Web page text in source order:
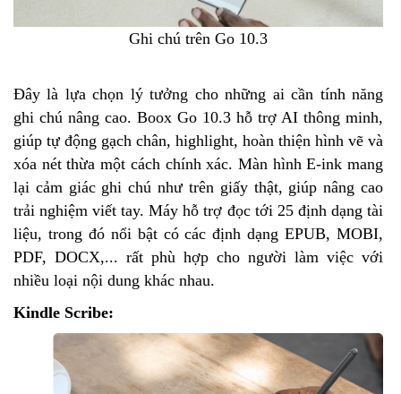
Ghi chú trên Go 10.3
Đây là lựa chọn lý tưởng cho những ai cần tính năng
ghi chú nâng cao. Boox Go 10.3 hỗ trợ AI thông minh,
giúp tự động gạch chân, highlight, hoàn thiện hình vẽ và
xóa nét thừa một cách chính xác. Màn hình E-ink mang
lại cảm giác ghi chú như trên giấy thật, giúp nâng cao
trải nghiệm viết tay. Máy hỗ trợ đọc tới 25 định dạng tài
liệu, trong đó nổi bật có các định dạng EPUB, MOBI,
PDF, DOCX,... rất phù hợp cho người làm việc với
nhiều loại nội dung khác nhau.
Kindle Scribe: